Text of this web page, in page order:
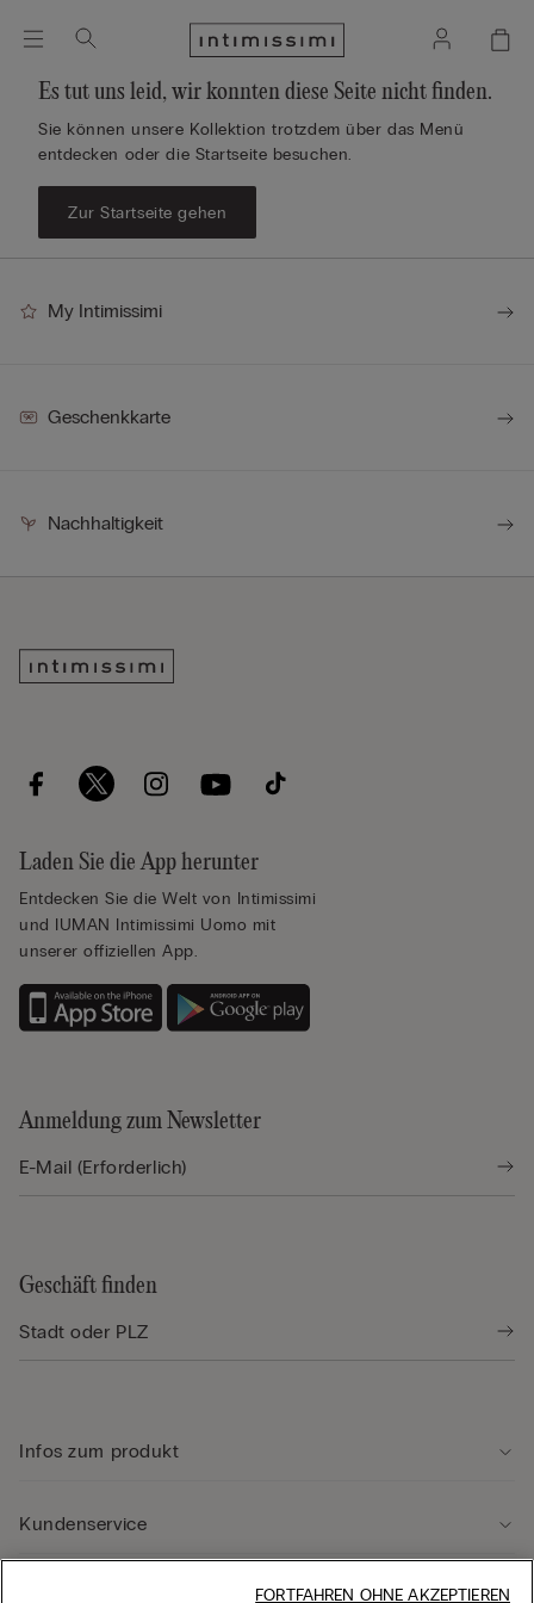
Es tut uns leid, wir konnten diese Seite nicht finden.
Sie können unsere Kollektion trotzdem über das Menü
entdecken oder die Startseite besuchen.
Zur Startseite gehen
My Intimissimi
Geschenkkarte
Nachhaltigkeit
Laden Sie die App herunter
Entdecken Sie die Welt von Intimissimi
und IUMAN Intimissimi Uomo mit
unserer offiziellen App.
Anmeldung zum Newsletter
Geschäft finden
Infos zum produkt
Kundenservice
FORTFAHREN OHNE AKZEPTIEREN